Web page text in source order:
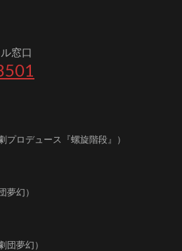
窓口
ロデュース『螺旋階段』）
夢幻）
団夢幻）